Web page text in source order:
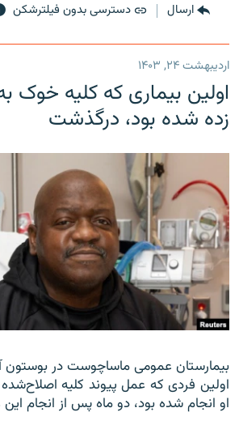
ارسال دسترسی بدون فیلترشکن
اردیبهشت ۲۴, ۱۴۰۳
اولین بیماری که کلیه خوک
زده شده بود، درگذشت
بیمارستان عمومی ماساچوست در بوستون
اولین فردی که عمل پیوند کلیه
او انجام شده بود، دو ماه پس از انجام